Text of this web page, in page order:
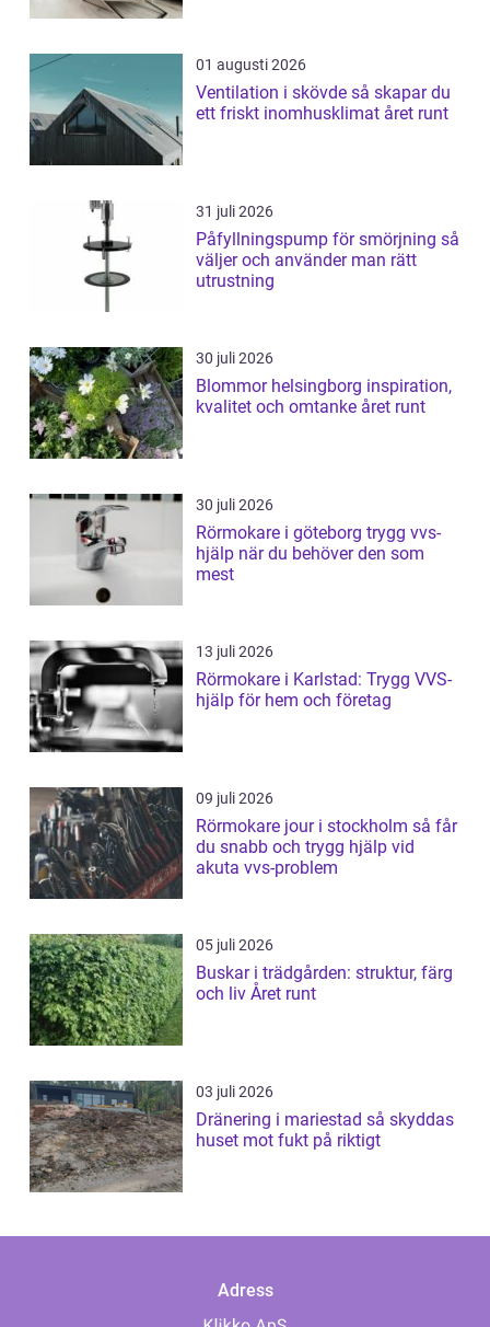
01 augusti 2026
Ventilation i skövde så skapar du
ett friskt inomhusklimat året runt
31 juli 2026
Påfyllningspump för smörjning så
väljer och använder man rätt
utrustning
30 juli 2026
Blommor helsingborg inspiration,
kvalitet och omtanke året runt
30 juli 2026
Rörmokare i göteborg trygg vvs-
hjälp när du behöver den som
mest
13 juli 2026
Rörmokare i Karlstad: Trygg VVS-
hjälp för hem och företag
09 juli 2026
Rörmokare jour i stockholm så får
du snabb och trygg hjälp vid
akuta vvs-problem
05 juli 2026
Buskar i trädgården: struktur, färg
och liv Året runt
03 juli 2026
Dränering i mariestad så skyddas
huset mot fukt på riktigt
Adress